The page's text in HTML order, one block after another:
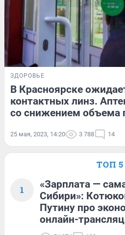
ЗДОРОВЬЕ
В Красноярске
контактных линз.
со снижением объема
25 мая, 2023, 14:20 3 788 14
ТОП 5
1
«Зарплата —
Сибири»:
Путину про
онлайн-